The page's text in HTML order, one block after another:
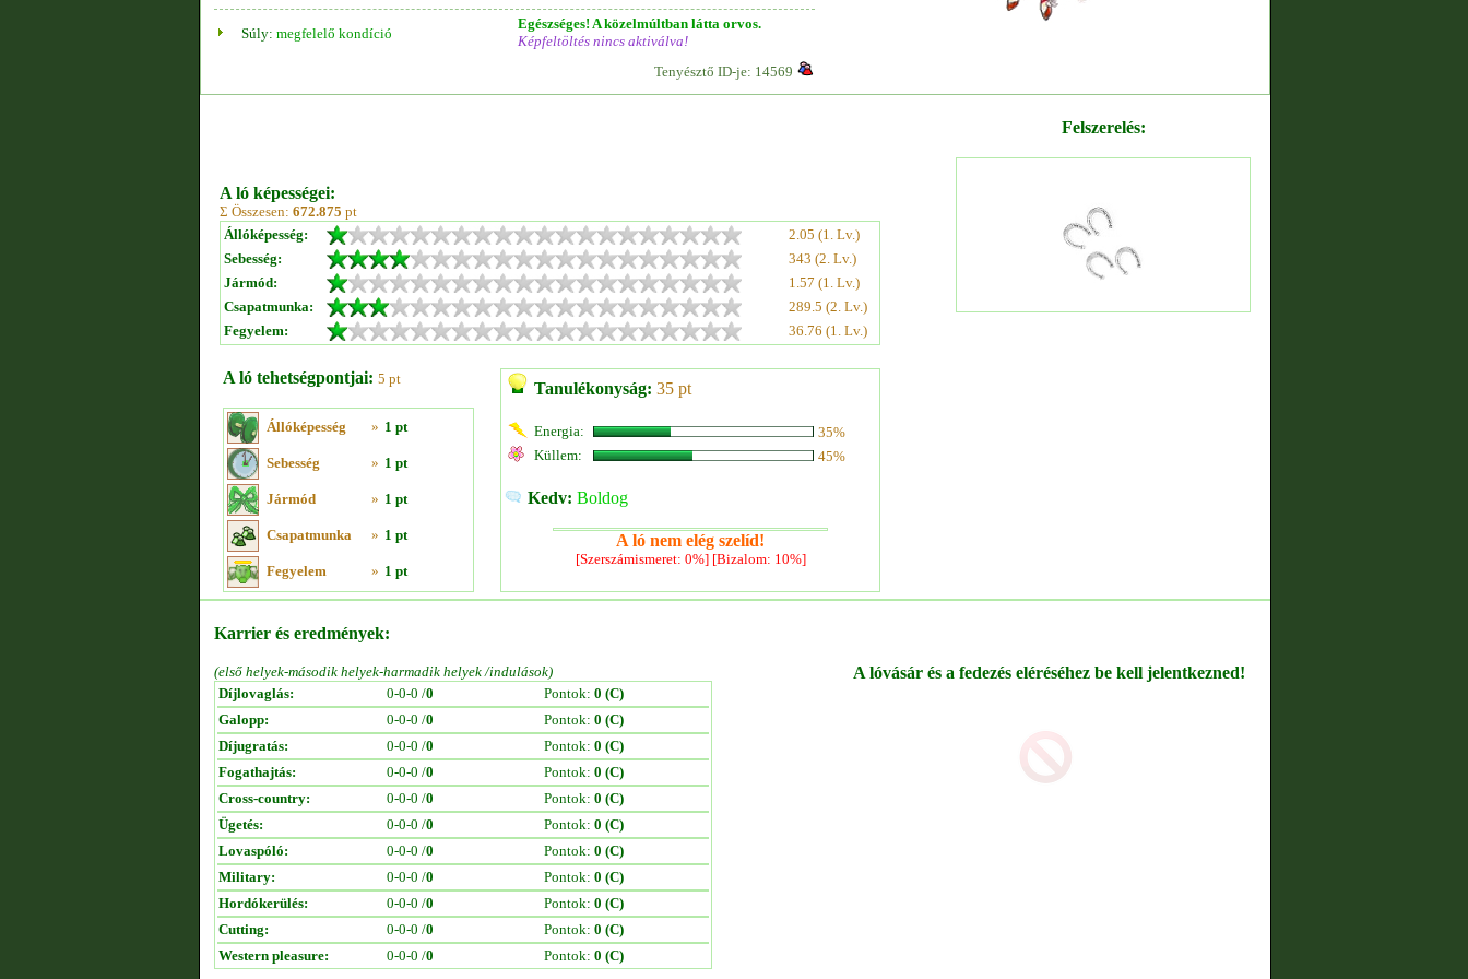
Súly: megfelelő kondíció
Egészséges! A közelmúltban látta orvos.
Képfeltöltés nincs aktiválva!
Tenyésztő ID-je: 14569
A ló képességei:
Σ Összesen: 672.875 pt
Állóképesség:
2.05 (1. Lv.)
Sebesség:
343 (2. Lv.)
Jármód:
1.57 (1. Lv.)
Csapatmunka:
289.5 (2. Lv.)
Fegyelem:
36.76 (1. Lv.)
A ló tehetségpontjai: 5 pt
Állóképesség » 1 pt
Sebesség » 1 pt
Jármód » 1 pt
Csapatmunka » 1 pt
Fegyelem » 1 pt
Tanulékonyság: 35 pt
Energia:
35%
Küllem:
45%
Kedv: Boldog
A ló nem elég szelíd!
[Szerszámismeret: 0%] [Bizalom: 10%]
Felszerelés:
Karrier és eredmények:
(első helyek-második helyek-harmadik helyek /indulások)
Díjlovaglás:
0-0-0 /0 Pontok: 0 (C)
Galopp:
0-0-0 /0 Pontok: 0 (C)
Díjugratás:
0-0-0 /0 Pontok: 0 (C)
Fogathajtás:
0-0-0 /0 Pontok: 0 (C)
Cross-country:
0-0-0 /0 Pontok: 0 (C)
Ügetés:
0-0-0 /0 Pontok: 0 (C)
Lovaspóló:
0-0-0 /0 Pontok: 0 (C)
Military:
0-0-0 /0 Pontok: 0 (C)
Hordókerülés:
0-0-0 /0 Pontok: 0 (C)
Cutting:
0-0-0 /0 Pontok: 0 (C)
Western pleasure:
0-0-0 /0 Pontok: 0 (C)
A lóvásár és a fedezés eléréséhez be kell jelentkezned!